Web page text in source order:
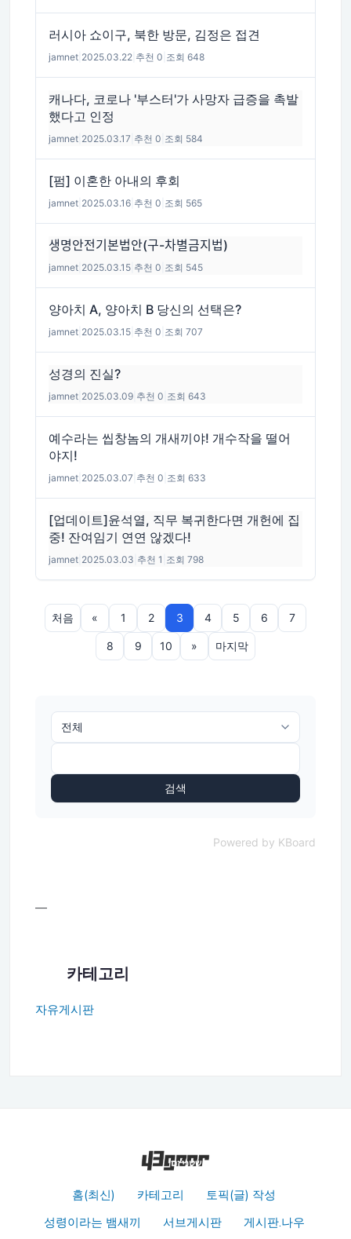
러시아 쇼이구, 북한 방문, 김정은 접견
jamnet 2025.03.22 추천 0 조회 648
캐나다, 코로나 '부스터'가 사망자 급증을 촉발
했다고 인정
jamnet 2025.03.17 추천 0 조회 584
[펌] 이혼한 아내의 후회
jamnet 2025.03.16 추천 0 조회 565
생명안전기본법안(구-차별금지법)
jamnet 2025.03.15 추천 0 조회 545
양아치 A, 양아치 B 당신의 선택은?
jamnet 2025.03.15 추천 0 조회 707
성경의 진실?
jamnet 2025.03.09 추천 0 조회 643
예수라는 씹창놈의 개새끼야! 개수작을 떨어
야지!
jamnet 2025.03.07 추천 0 조회 633
[업데이트]윤석열, 직무 복귀한다면 개헌에 집
중! 잔여임기 연연 않겠다!
jamnet 2025.03.03 추천 1 조회 798
처음 « 1 2 3 4 5 6 7
8 9 10 » 마지막
검색
Powered by KBoard
—
카테고리
자유게시판
홈(최신) 카테고리
토픽(글) 작성
성령이라는 뱀새끼
서브게시판 게시판.나우